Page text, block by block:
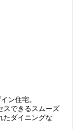
ン住宅。
スできるスムーズ
たダイニングな